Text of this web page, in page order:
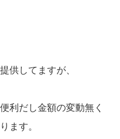
供してますが、
利だし金額の変動無く
ます。